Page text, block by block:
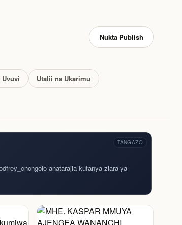
Nukta Publish
Utalii na Ukarimu
BURUDANI &
anatarajia kufanya ziara ya
TANGAZO